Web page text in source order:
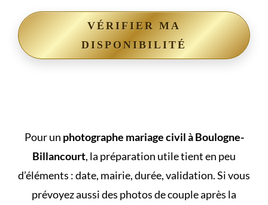
VÉRIFIER MA
DISPONIBILITÉ
Pour un photographe mariage civil à Boulogne-
Billancourt, la préparation utile tient en peu
d’éléments : date, mairie, durée, validation. Si vous
prévoyez aussi des photos de couple après la